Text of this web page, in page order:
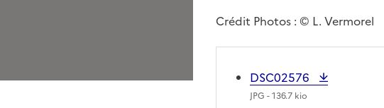
Crédit Photos : © L. Vermorel
DSC02576
JPG - 136.7 kio